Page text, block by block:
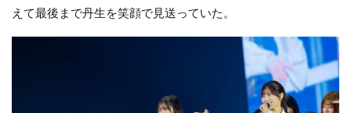
えて最後まで丹生を笑顔で見送っていた。